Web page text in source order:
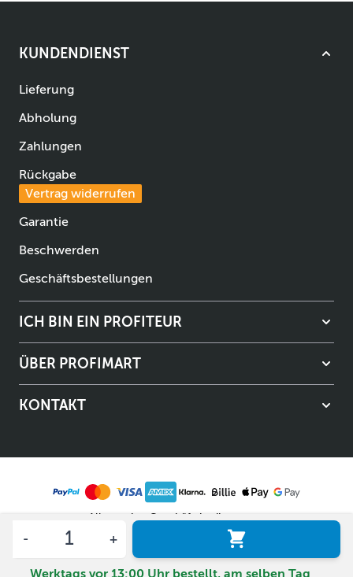
Werktags vor 13:00 Uhr bestellt, am selben Tag
KUNDENDIENST
Lieferung
Abholung
Zahlungen
Rückgabe
Vertrag widerrufen
Garantie
Beschwerden
Geschäftsbestellungen
ICH BIN EIN PROFITEUR
ÜBER PROFIMART
KONTAKT
Allgemeine Geschäftsbedingungen
Datenschutzerklärung
© Copyright Profimart 2026.